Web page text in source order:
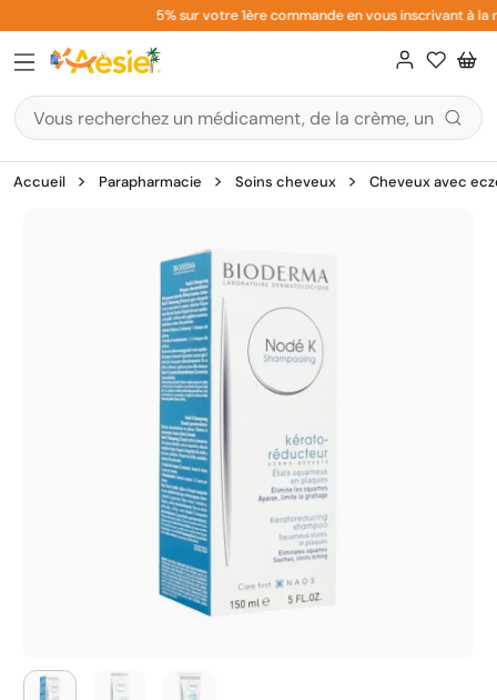
au
contenu
5% sur votre 1ère commande en vous inscrivant à la
Accueil Parapharmacie Soins cheveux Cheveux avec